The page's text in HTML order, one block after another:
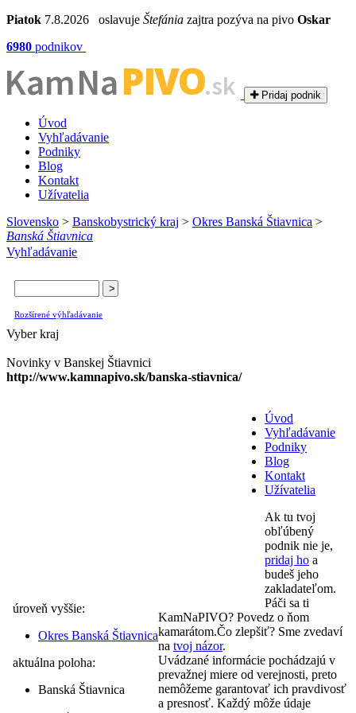
Piatok 7.8.2026 oslavuje Štefánia zajtra pozýva na pivo Oskar
6980 podnikov
Kam NaPIVO.sk Pridaj podnik
Úvod
Vyhľadávanie
Podniky
Blog
Kontakt
Užívatelia
Slovensko > Banskobystrický kraj > Okres Banská Štiavnica >
Banská Štiavnica
Vyhľadávanie
Rozšírené výhľadávanie
Vyber kraj
Novinky v Banskej Štiavnici
http://www.kamnapivo.sk/banska-stiavnica/
úroveň vyššie:
Okres Banská Štiavnica
aktuálna poloha:
Banská Štiavnica
Úvod
Vyhľadávanie
Podniky
Blog
Kontakt
Užívatelia
Ak tu tvoj
obľúbený
podnik nie je,
pridaj ho a
budeš jeho
zakladateľom.
Páči sa ti
KamNaPIVO? Povedz o ňom
kamarátom.Čo zlepšiť? Sme zvedaví
na tvoj názor.
Uvádzané informácie pochádzajú v
prevažnej miere od verejnosti, preto
nemôžeme garantovať ich pravdivosť
a presnosť. Každý môže údaje